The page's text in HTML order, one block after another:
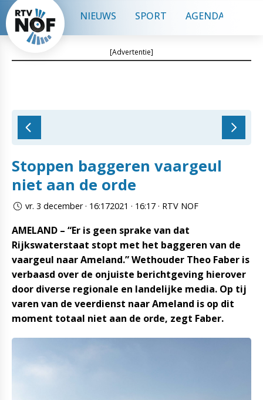
NIEUWS SPORT AGENDA
[Advertentie]
Stoppen baggeren vaargeul
niet aan de orde
vr. 3 december · 16:172021 · 16:17 · RTV NOF
AMELAND – “Er is geen sprake van dat
Rijkswaterstaat stopt met het baggeren van de
vaargeul naar Ameland.” Wethouder Theo Faber is
verbaasd over de onjuiste berichtgeving hierover
door diverse regionale en landelijke media. Op tij
varen van de veerdienst naar Ameland is op dit
moment totaal niet aan de orde, zegt Faber.